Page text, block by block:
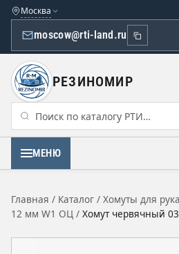
Москва
moscow@rti-land.ru
РЕЗИНОМИР
МЕНЮ
Главная / Каталог / Хомуты для
12 мм W1 ОЦ / Хомут червячный